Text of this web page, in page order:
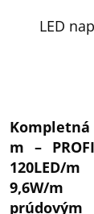
LED
Kompletná
m –
120LED/
9,6W/